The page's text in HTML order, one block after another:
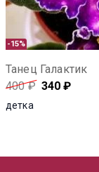
-15%
Танец Галактик
400₽ 340 ₽
детка